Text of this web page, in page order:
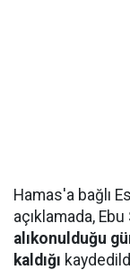
Hamas'a bağlı
açıklamada,
alıkonulduğu
kaldığı